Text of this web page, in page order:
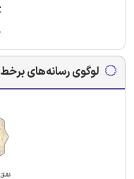
لوگوی رسانه‌های برخط